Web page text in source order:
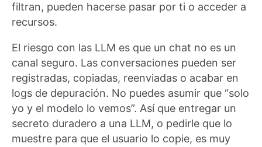
filtran, pueden hacerse pasar por ti o acceder a
recursos.
El riesgo con las LLM es que un chat no es un
canal seguro. Las conversaciones pueden ser
registradas, copiadas, reenviadas o acabar en
logs de depuración. No puedes asumir que “solo
yo y el modelo lo vemos”. Así que entregar un
secreto duradero a una LLM, o pedirle que lo
muestre para que el usuario lo copie, es muy